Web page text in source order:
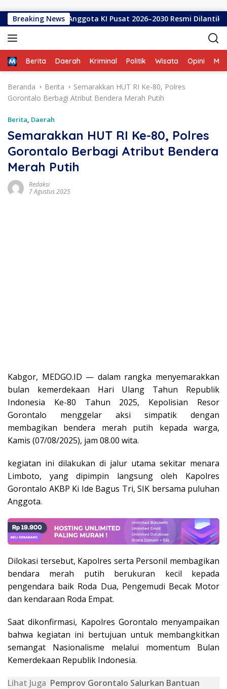
Breaking News
Tujuh Anggota KI Pusat 2026–2030 Resmi Dilantik,
HomeBerita Daerah Kriminal Politik Wisata Opini
Beranda Berita
Semarakkan HUT RI Ke-80, Polres
Gorontalo Berbagi Atribut Bendera Merah Putih
Berita, Daerah
Semarakkan HUT RI Ke-80, Polres
Gorontalo Berbagi Atribut Bendera
Merah Putih
Redaksi
7 Agustus 2025
Kabgor, MEDGO.ID — dalam rangka menyemarakkan
bulan kemerdekaan Hari Ulang Tahun Republik
Indonesia Ke-80 Tahun 2025, Kepolisian Resor
Gorontalo menggelar aksi simpatik dengan
membagikan bendera merah putih kepada warga,
Kamis (07/08/2025), jam 08.00 wita.
kegiatan ini dilakukan di jalur utama sekitar menara
Limboto, yang dipimpin langsung oleh Kapolres
Gorontalo AKBP Ki Ide Bagus Tri, SIK bersama puluhan
Anggota.
Dilokasi tersebut, Kapolres serta Personil membagikan
bendara merah putih berukuran kecil kepada
pengendara baik Roda Dua, Pengemudi Becak Motor
dan kendaraan Roda Empat.
Saat dikonfirmasi, Kapolres Gorontalo menyampaikan
bahwa kegiatan ini bertujuan untuk membangkitkan
semangat Nasionalisme melalui momentum Bulan
Kemerdekaan Republik Indonesia.
Lihat Juga Pemprov Gorontalo Salurkan Bantuan